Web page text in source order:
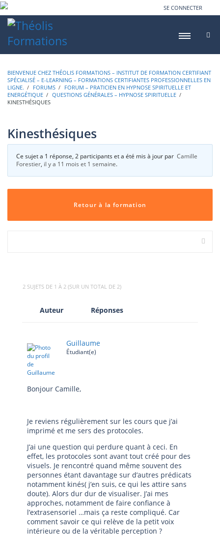
SE CONNECTER
BIENVENUE CHEZ THÉOLIS FORMATIONS – INSTITUT DE FORMATION CERTIFIANT
SPÉCIALISÉ – E-LEARNING – FORMATIONS CERTIFIANTES PROFESSIONNELLES EN
LIGNE.
FORUMS
FORUM – PRATICIEN EN HYPNOSE SPIRITUELLE ET
ENERGÉTIQUE
QUESTIONS GÉNÉRALES – HYPNOSE SPIRITUELLE
KINESTHÉSIQUES
Kinesthésiques
Ce sujet a 1 réponse, 2 participants et a été mis à jour par Camille
Forestier, il y a 11 mois et 1 semaine.
Retour à la formation
2 SUJETS DE 1 À 2 (SUR UN TOTAL DE 2)
Auteur Réponses
Guillaume
Étudiant(e)
Bonjour Camille,
Je reviens régulièrement sur les cours que j’ai
imprimé et me sers des protocoles.
J’ai une question qui perdure quant à ceci. En
effet, les protocoles sont avant tout créé pour des
visuels. Je rencontré quand même souvent des
personnes étant davantage sur d’autres prédicats
notamment kinés( j’en suis, ce qui les attire sans
doute). Alors dur dur de visualiser. J’ai mes
approches, notamment de faire confiance à
l’extrasensoriel …mais ça reste compliqué. Car
comment savoir ce qui relève de la petit voix
intérieure ou de la véritable perception ?